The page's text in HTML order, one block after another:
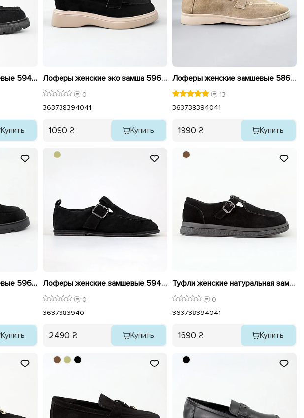
Лоферы женские замшевые 594300 Черный
Купить
Лоферы женские эко замша 596143 Черные
0
363738394041
1090 ₴ Купить
Лоферы женские замшевые 586284 Бежевые
13
363738394041
1990 ₴ Купить
Лоферы женские замшевые 596021 Черные
Купить
Лоферы женские замшевые 594322 Черные
0
3637383940
2490 ₴ Купить
Туфли женские натуральная замша 596142 Черные
0
363738394041
1690 ₴ Купить